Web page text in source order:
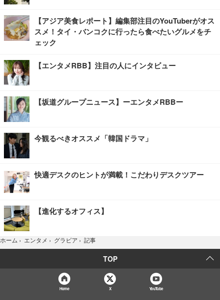
【アジア美食レポート】編集部注目のYouTuberがオス
スメ！タイ・バンコクに行ったら食べたいグルメをチ
ェック
【エンタメRBB】注目の人にインタビュー
【坂道グループニュース】ーエンタメRBBー
今観るべきオススメ「韓国ドラマ」
快適デスクのヒントが満載！こだわりデスクツアー
【進化するオフィス】
ホーム › エンタメ › グラビア › 記事
TOP
Home X YouTube